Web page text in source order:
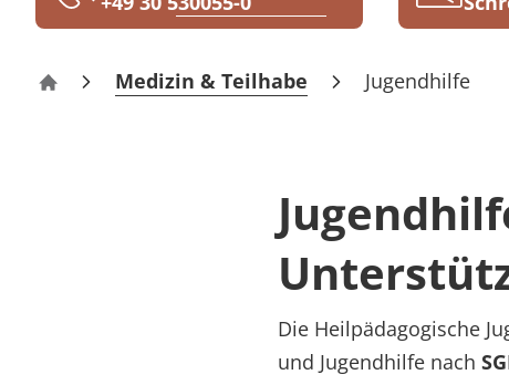
Rheumatologie
MEDIAN Kliniken
Medizin & Teilhabe Jugendhilfe
Die Heilpädagogische
und Jugendhilfe nach